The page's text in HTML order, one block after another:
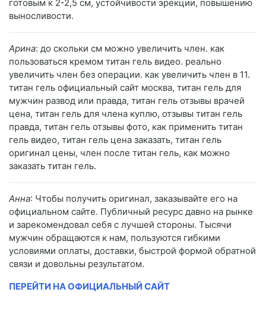
готовым к 2-2,5 см, устойчивости эрекции, повышению
выносливости.
Арина: до скольки см можно увеличить член. как
пользоваться кремом титан гель видео. реально
увеличить член без операции. как увеличить член в 11.
титан гель официальный сайт москва, титан гель для
мужчин развод или правда, титан гель отзывы врачей
цена, титан гель для члена куплю, отзывы титан гель
правда, титан гель отзывы фото, как применить титан
гель видео, титан гель цена заказать, титан гель
оригинал цены, член после титан гель, как можно
заказать титан гель.
Анна: Чтобы получить оригинал, заказывайте его на
официальном сайте. Публичный ресурс давно на рынке
и зарекомендовал себя с лучшей стороны. Тысячи
мужчин обращаются к нам, пользуются гибкими
условиями оплаты, доставки, быстрой формой обратной
связи и довольны результатом.
ПЕРЕЙТИ НА ОФИЦИАЛЬНЫЙ САЙТ